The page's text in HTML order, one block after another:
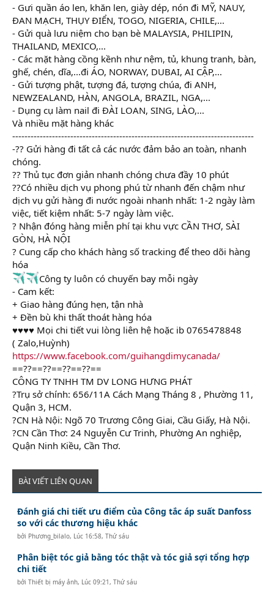
- Gưi quần áo len, khăn len, giày dép, nón đi MỸ, NAUY,
ĐAN MẠCH, THỤY ĐIỂN, TOGO, NIGERIA, CHILE,...
- Gửi quà lưu niệm cho bạn bè MALAYSIA, PHILIPIN,
THAILAND, MEXICO,...
- Các mặt hàng cồng kềnh như nệm, tủ, khung tranh, bàn,
ghế, chén, dĩa,...đi ÁO, NORWAY, DUBAI, AI CẬP,...
- Gửi tượng phật, tượng đá, tượng chúa, đi ANH,
NEWZEALAND, HÀN, ANGOLA, BRAZIL, NGA,...
- Dụng cụ làm nail đi ĐÀI LOAN, SING, LÀO,...
Và nhiều mặt hàng khác
-------------------------------------------------------------------------------
-?? Gửi hàng đi tất cả các nước đảm bảo an toàn, nhanh
chóng.
?? Thủ tục đơn giản nhanh chóng chưa đầy 10 phút
??Có nhiều dịch vụ phong phú từ nhanh đến chậm như
dịch vụ gửi hàng đi nước ngoài nhanh nhất: 1-2 ngày làm
việc, tiết kiệm nhất: 5-7 ngày làm việc.
? Nhận đóng hàng miễn phí tại khu vực CẦN THƠ, SÀI
GÒN, HÀ NỘI
? Cung cấp cho khách hàng số tracking để theo dõi hàng
hóa
Công ty luôn có chuyến bay mỗi ngày
- Cam kết:
+ Giao hàng đúng hẹn, tận nhà
+ Đền bù khi thất thoát hàng hóa
♥♥♥♥ Mọi chi tiết vui lòng liên hệ hoặc ib 0765478848
( Zalo,Huỳnh)
https://www.facebook.com/guihangdimycanada/
==??==??==??==??==
CÔNG TY TNHH TM DV LONG HƯNG PHÁT
?Trụ sở chính: 656/11A Cách Mạng Tháng 8 , Phường 11,
Quận 3, HCM.
?CN Hà Nội: Ngõ 70 Trương Công Giai, Cầu Giấy, Hà Nội.
?CN Cần Thơ: 24 Nguyễn Cư Trinh, Phường An nghiệp,
Quận Ninh Kiều, Cần Thơ.
BÀI VIẾT LIÊN QUAN
Đánh giá chi tiết ưu điểm của Công tắc áp suất Danfoss
so với các thương hiệu khác
bởi Phương_bilalo, Lúc 16:58, Thứ sáu
Phân biệt tóc giả bằng tóc thật và tóc giả sợi tổng hợp
chi tiết
bởiThiết bị máy ảnh, Lúc 09:21, Thứ sáu